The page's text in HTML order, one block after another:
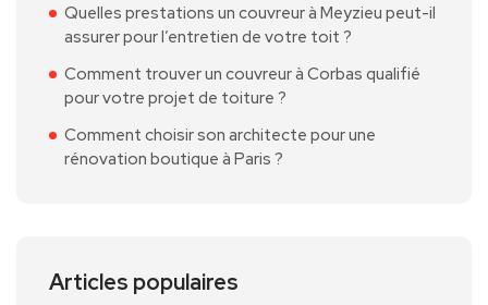
Quelles prestations un couvreur à Meyzieu peut-il
assurer pour l’entretien de votre toit ?
Comment trouver un couvreur à Corbas qualifié
pour votre projet de toiture ?
Comment choisir son architecte pour une
rénovation boutique à Paris ?
Articles populaires